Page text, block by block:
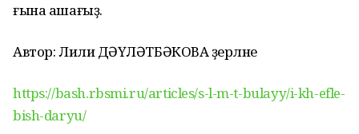
ғына ашағыҙ.
Автор: Лилиә ДӘҮЛӘТБӘКОВА әҙерләне
https://bash.rbsmi.ru/articles/s-l-m-t-bulayy/i-kh-efle-
bish-daryu/